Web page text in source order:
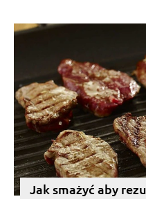
Jak smażyć aby